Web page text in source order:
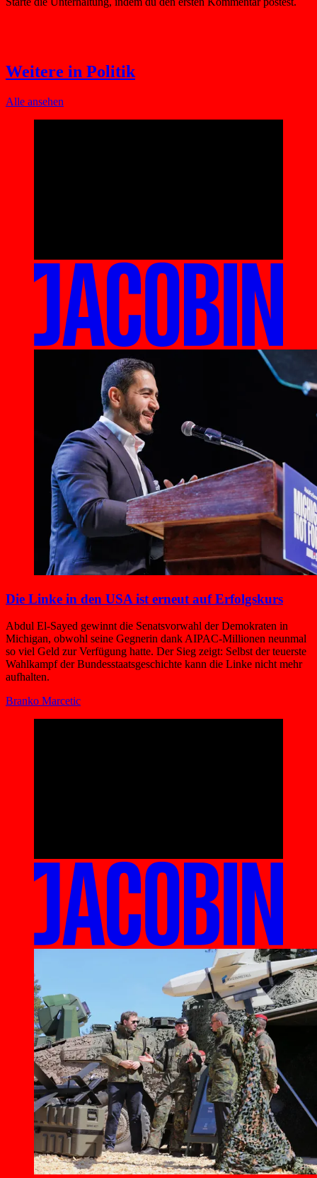
Weitere in Politik
Alle ansehen
Die Linke in den USA ist erneut auf Erfolgskurs
Abdul El-Sayed gewinnt die Senatsvorwahl der Demokraten in
Michigan, obwohl seine Gegnerin dank AIPAC-Millionen neunmal
so viel Geld zur Verfügung hatte. Der Sieg zeigt: Selbst der teuerste
Wahlkampf der Bundesstaatsgeschichte kann die Linke nicht mehr
aufhalten.
Branko Marcetic